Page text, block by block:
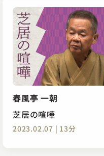
春風亭 一朝
芝居の喧嘩
2023.02.07 | 13分